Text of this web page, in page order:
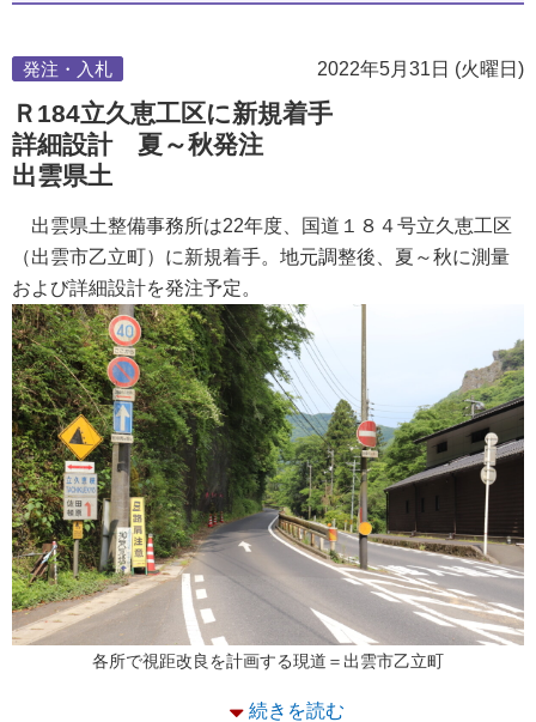
2022年5月31日 (火曜日)
発注・入札
Ｒ184立久恵工区に新規着手
詳細設計 夏～秋発注
出雲県土
出雲県土整備事務所は22年度、国道１８４号立久恵工区
（出雲市乙立町）に新規着手。地元調整後、夏～秋に測量
および詳細設計を発注予定。
各所で視距改良を計画する現道＝出雲市乙立町
続きを読む